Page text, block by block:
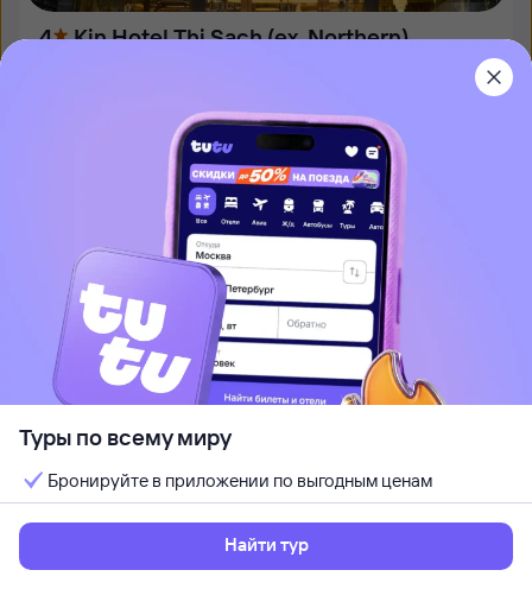
4 Kin Hotel Thi Sach (ex. Northern)
Идеально для отдыха парой
402 ⁠185 ⁠₽
12 авг, ср — 17 авг, пн
5 ночей, за двоих
Рекомендуем
Mystery Villas & Spa Cam Ranh
Камрань, Вьетнам
Туры по всему миру
Бронируйте в приложении по выгодным ценам
Найти тур